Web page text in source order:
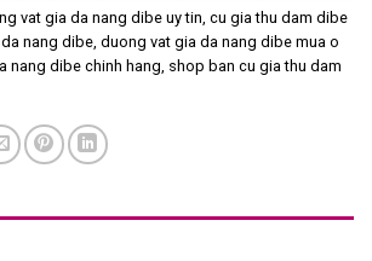
vat gia da nang dibe uy tin, cu gia thu dam dibe
nang dibe, duong vat gia da nang dibe mua o
nang dibe chinh hang, shop ban cu gia thu dam